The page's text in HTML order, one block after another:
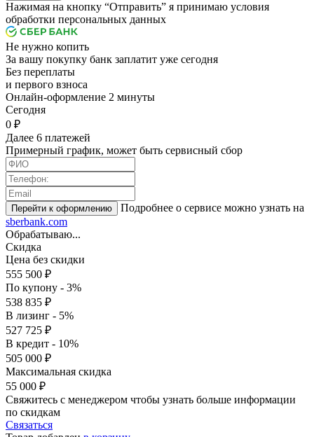
Нажимая на кнопку “Отправить” я принимаю условия
обработки персональных данных
Не нужно копить
За вашу покупку банк заплатит уже сегодня
Без переплаты
и первого взноса
Онлайн-оформление 2 минуты
Cегодня
0 ₽
Далее 6 платежей
Примерный график, может быть сервисный сбор
Подробнее о сервисе можно узнать на
sberbank.com
Обрабатываю...
Скидка
Цена без скидки
555 500 ₽
По купону - 3%
538 835 ₽
В лизинг - 5%
527 725 ₽
В кредит - 10%
505 000 ₽
Максимальная скидка
55 000 ₽
Свяжитесь с менеджером чтобы узнать больше информации
по скидкам
Связаться